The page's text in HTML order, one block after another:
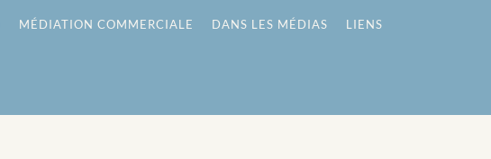
MÉDIATION COMMERCIALE DANS LES MÉDIAS LIENS